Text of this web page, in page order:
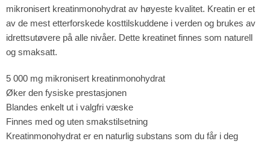
mikronisert kreatinmonohydrat av høyeste kvalitet. Kreatin er et
av de mest etterforskede kosttilskuddene i verden og brukes av
idrettsutøvere på alle nivåer. Dette kreatinet finnes som naturell
og smaksatt.
5 000 mg mikronisert kreatinmonohydrat
Øker den fysiske prestasjonen
Blandes enkelt ut i valgfri væske
Finnes med og uten smakstilsetning
Kreatinmonohydrat er en naturlig substans som du får i deg